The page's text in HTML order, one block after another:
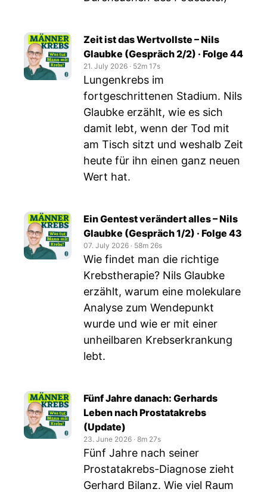
Zeit ist das Wertvollste – Nils
Glaubke (Gespräch 2/2) · Folge 44
21. July 2026 ‧ 52m 17s
Lungenkrebs im
fortgeschrittenen Stadium. Nils
Glaubke erzählt, wie es sich
damit lebt, wenn der Tod mit
am Tisch sitzt und weshalb Zeit
heute für ihn einen ganz neuen
Wert hat.
Ein Gentest verändert alles – Nils
Glaubke (Gespräch 1/2) · Folge 43
07. July 2026 ‧ 58m 26s
Wie findet man die richtige
Krebstherapie? Nils Glaubke
erzählt, warum eine molekulare
Analyse zum Wendepunkt
wurde und wie er mit einer
unheilbaren Krebserkrankung
lebt.
Fünf Jahre danach: Gerhards
Leben nach Prostatakrebs
(Update)
23. June 2026 ‧ 8m 27s
Fünf Jahre nach seiner
Prostatakrebs-Diagnose zieht
Gerhard Bilanz. Wie viel Raum